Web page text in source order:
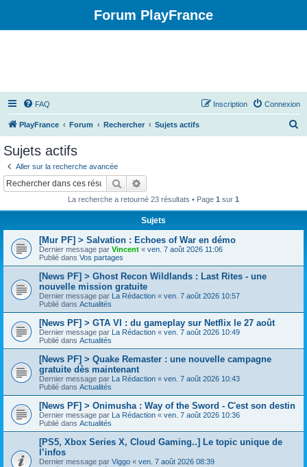
Forum PlayFrance
FAQ Connexion
Inscription
PlayFrance Forum Rechercher Sujets actifs
Sujets actifs
Aller sur la recherche avancée
Rechercher
La recherche a retourné 23 résultats • Page 1 sur 1
Sujets
[Mur PF] > Salvation : Echoes of War en démo
Dernier message par Vincent « ven. 7 août 2026 11:06
Publié dans Vos partages
[News PF] > Ghost Recon Wildlands : Last Rites - une
nouvelle mission gratuite
Dernier message par La Rédaction « ven. 7 août 2026 10:57
Publié dans Actualités
[News PF] > GTA VI : du gameplay sur Netflix le 27 août
Dernier message par La Rédaction « ven. 7 août 2026 10:49
Publié dans Actualités
[News PF] > Quake Remaster : une nouvelle campagne
gratuite dès maintenant
Dernier message par La Rédaction « ven. 7 août 2026 10:43
Publié dans Actualités
[News PF] > Onimusha : Way of the Sword - C'est son destin
Dernier message par La Rédaction « ven. 7 août 2026 10:36
Publié dans Actualités
[PS5, Xbox Series X, Cloud Gaming..] Le topic unique de
l’infos
Dernier message par Viggo « ven. 7 août 2026 08:39